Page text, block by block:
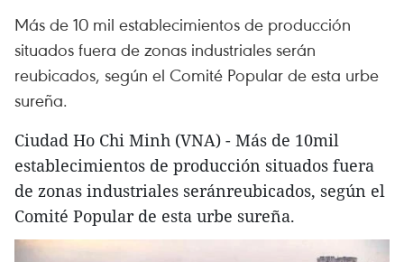
Más de 10 mil establecimientos de producción
situados fuera de zonas industriales serán
reubicados, según el Comité Popular de esta urbe
sureña.
Ciudad Ho Chi Minh (VNA) - Más de 10mil
establecimientos de producción situados fuera
de zonas industriales seránreubicados, según el
Comité Popular de esta urbe sureña.